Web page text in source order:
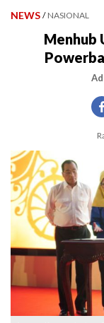
NEWS / NASIONAL
Menhub